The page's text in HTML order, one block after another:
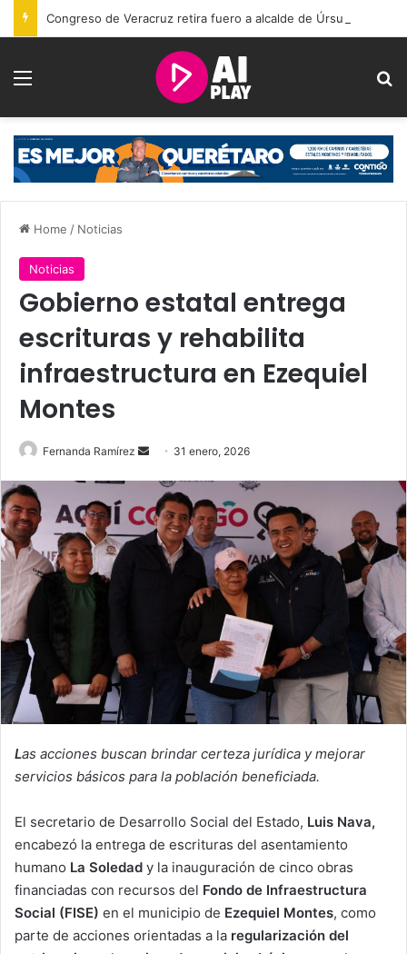
Menu
Home / Noticias
Noticias
Gobierno estatal entrega
escrituras y rehabilita
infraestructura en Ezequiel
Montes
Fernanda Ramírez
Send
email
31 enero, 2026
Las acciones buscan brindar certeza jurídica y mejorar
servicios básicos para la población beneficiada.
El secretario de Desarrollo Social del Estado, Luis Nava,
encabezó la entrega de escrituras del asentamiento
humano La Soledad y la inauguración de cinco obras
financiadas con recursos del Fondo de Infraestructura
Social (FISE) en el municipio de Ezequiel Montes, como
parte de acciones orientadas a la regularización del